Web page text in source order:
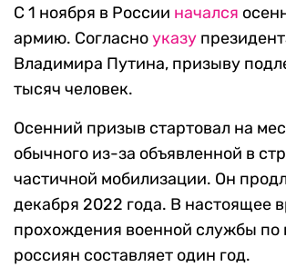
С 1 ноября в России начался
армию. Согласноуказу
Владимира Путина, призыву
тысяч человек.
Осенний призыв стартовал на
обычного из-за объявленной в
частичной мобилизации. Он
декабря 2022 года. В настоящее
прохождения военной службы по
россиян составляет один год.